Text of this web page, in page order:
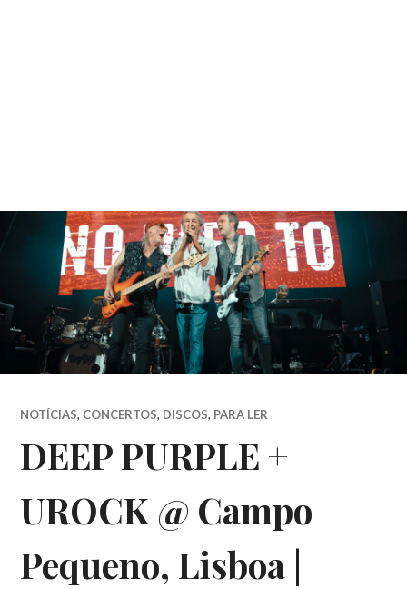
NOTÍCIAS, CONCERTOS, DISCOS, PARA LER
DEEP PURPLE +
UROCK @ Campo
Pequeno, Lisboa |